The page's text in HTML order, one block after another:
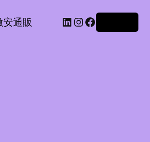
安通販 LinkedIn Instagram Facebook